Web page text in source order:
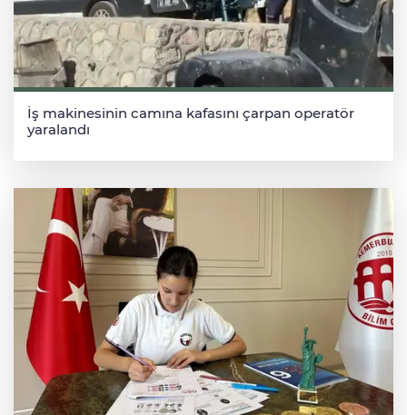
İş makinesinin camına kafasını çarpan operatör
yaralandı